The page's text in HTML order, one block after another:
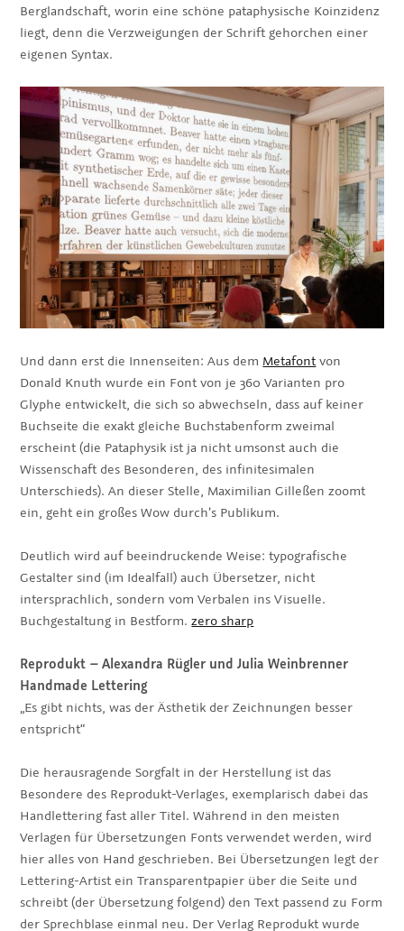
Berglandschaft, worin eine schöne pataphysische Koinzidenz
liegt, denn die Verzweigungen der Schrift gehorchen einer
eigenen Syntax.
Und dann erst die Innenseiten: Aus dem Metafontvon
Donald Knuth wurde ein Font von je 360 Varianten pro
Glyphe entwickelt, die sich so abwechseln, dass auf keiner
Buchseite die exakt gleiche Buchstabenform zweimal
erscheint (die Pataphysik ist ja nicht umsonst auch die
Wissenschaft des Besonderen, des infinitesimalen
Unterschieds). An dieser Stelle, Maximilian Gilleßen zoomt
ein, geht ein großes Wow durch’s Publikum.
Deutlich wird auf beeindruckende Weise: typografische
Gestalter sind (im Idealfall) auch Übersetzer, nicht
intersprachlich, sondern vom Verbalen ins Visuelle.
Buchgestaltung in Bestform.zero sharp
Reprodukt –Alexandra Rügler und Julia Weinbrenner
Handmade Lettering
„Es gibt nichts, was der Ästhetik der Zeichnungen besser
entspricht“
Die herausragende Sorgfalt in der Herstellung ist das
Besondere des Reprodukt-Verlages, exemplarisch dabei das
Handlettering fast aller Titel. Während in den meisten
Verlagen für Übersetzungen Fonts verwendet werden, wird
hier alles von Hand geschrieben. Bei Übersetzungen legt der
Lettering-Artist ein Transparentpapier über die Seite und
schreibt (der Übersetzung folgend) den Text passend zu Form
der Sprechblase einmal neu. Der Verlag Reprodukt wurde